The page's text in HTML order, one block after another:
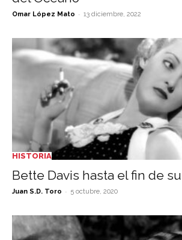
Omar López Mato - 13 diciembre, 2022
HISTORIA
Bette Davis hasta el fin de
Juan S.D. Toro - 5 octubre, 2020